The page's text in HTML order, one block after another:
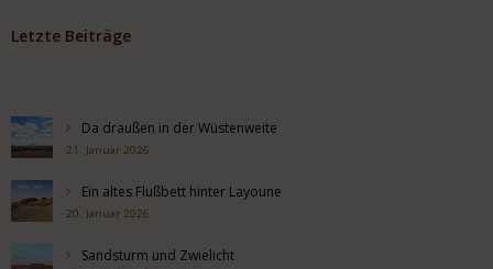
Letzte Beiträge
Da draußen in der Wüstenweite
21. Januar 2026
Ein altes Flußbett hinter Layoune
20. Januar 2026
Sandsturm und Zwielicht